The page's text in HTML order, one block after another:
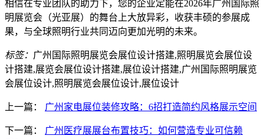
相信在专业团队的助力下，您的企业定能在2026年广州国际照
明展览会（光亚展）的舞台上大放异彩，收获丰硕的参展成
果，与全球照明行业共同迈向更加光明的未来。
标签： 广州国际照明展览会展位设计搭建,照明展览会展位设
计搭建,展览会展位设计搭建,展位设计搭建,广州国际照明展览
会展位设计,照明展览会展位设计,展位设计
上一篇： 广州家电展位装修攻略：6招打造简约风格展示空间
下一篇： 广州医疗展展台布置技巧：如何营造专业可信赖